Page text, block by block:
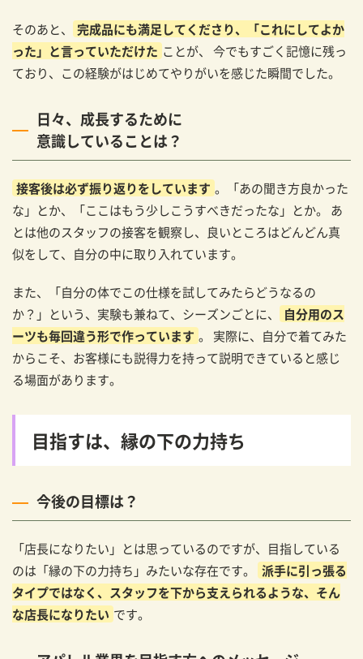
そのあと、
完成品にも満足してくださり、「これにしてよか
った」と言っていただけた ことが、 今でもすごく記憶に残っ
ており、この経験がはじめてやりがいを感じた瞬間でした。
日々、成長するために
意識していることは？
接客後は必ず振り返りをしています 。「あの聞き方良かった
な」とか、「ここはもう少しこうすべきだったな」とか。 あ
とは他のスタッフの接客を観察し、良いところはどんどん真
似をして、自分の中に取り入れています。
また、「自分の体でこの仕様を試してみたらどうなるの
か？」という、実験も兼ねて、シーズンごとに、
自分用のス
ーツも毎回違う形で作っています 。 実際に、自分で着てみた
からこそ、お客様にも説得力を持って説明できていると感じ
る場面があります。
目指すは、縁の下の力持ち
今後の目標は？
「店長になりたい」とは思っているのですが、目指している
のは「縁の下の力持ち」みたいな存在です。
派手に引っ張る
タイプではなく、スタッフを下から支えられるような、そん
な店長になりたい です。